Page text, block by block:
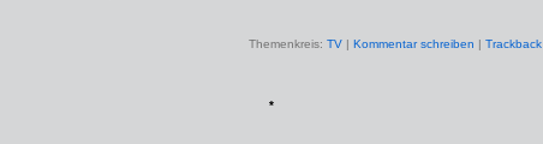
Themenkreis: TV | Kommentar schreiben | Trackback
*